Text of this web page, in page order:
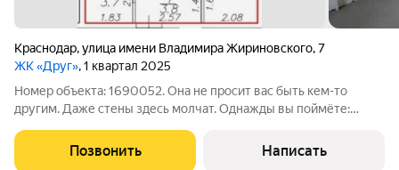
Краснодар,улица имени Владимира Жириновского,7
ЖК «Друг», 1 квартал 2025
Номер объекта: 1690052. Она не просит вас быть кем-то
другим. Даже стены здесь молчат. Однажды вы поймёте:
решено за вас. Вот эта из вторых. ЖК «Друг», Краснодар. 1
комнатная квартира .
Позвонить Написать